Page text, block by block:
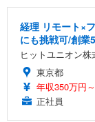
経理 リモート×
にも挑戦可/創業
ヒットユニオン株
東京都
年収350万円
正社員